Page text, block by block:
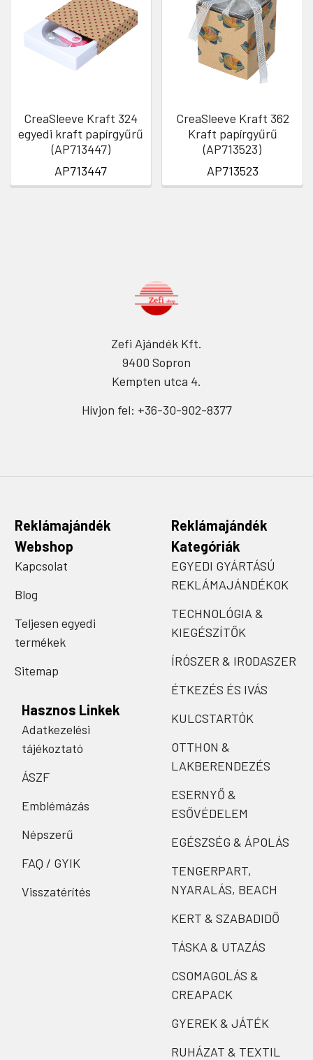
CreaSleeve Kraft 324
egyedi kraft papírgyűrű
(AP713447)
AP713447
CreaSleeve Kraft 362
Kraft papírgyűrű
(AP713523)
AP713523
Zefi Ajándék Kft.
9400 Sopron
Kempten utca 4.
Hívjon fel: +36-30-902-8377
Reklámajándék
Webshop
Kapcsolat
Blog
Teljesen egyedi
termékek
Sitemap
Hasznos Linkek
Adatkezelési
tájékoztató
ÁSZF
Emblémázás
Népszerű
FAQ / GYIK
Visszatérítés
Reklámajándék
Kategóriák
EGYEDI GYÁRTÁSÚ
REKLÁMAJÁNDÉKOK
TECHNOLÓGIA &
KIEGÉSZÍTŐK
ÍRÓSZER & IRODASZER
ÉTKEZÉS ÉS IVÁS
KULCSTARTÓK
OTTHON &
LAKBERENDEZÉS
ESERNYŐ &
ESŐVÉDELEM
EGÉSZSÉG & ÁPOLÁS
TENGERPART,
NYARALÁS, BEACH
KERT & SZABADIDŐ
TÁSKA & UTAZÁS
CSOMAGOLÁS &
CREAPACK
GYEREK & JÁTÉK
RUHÁZAT & TEXTIL